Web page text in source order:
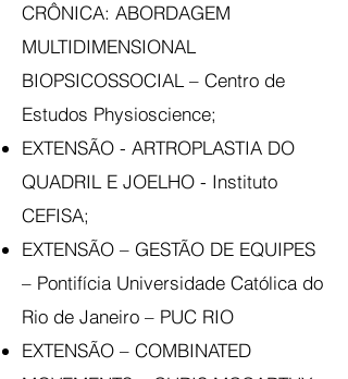
CRÔNICA: ABORDAGEM
MULTIDIMENSIONAL
BIOPSICOSSOCIAL – Centro de
Estudos Physioscience;
EXTENSÃO - ARTROPLASTIA DO
QUADRIL E JOELHO - Instituto
CEFISA;
EXTENSÃO – GESTÃO DE EQUIPES
– Pontifícia Universidade Católica do
Rio de Janeiro – PUC RIO
EXTENSÃO – COMBINATED